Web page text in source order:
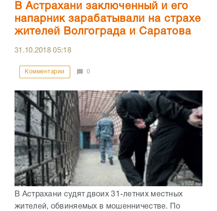
В Астрахани заключенный и его
напарник зарабатывали на страхе
жителей Волгограда и Саратова
31.10.201805:18
Комментарии 0
В Астрахани судят двоих 31-летних местных
жителей, обвиняемых в мошенничестве. По